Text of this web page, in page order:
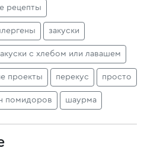
рецепты
закуски
с хлебом или лавашем
проекты перекус просто
помидоров шаурма